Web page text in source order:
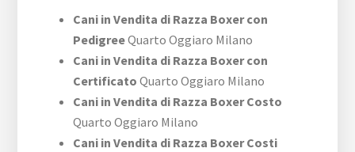
Cani in Vendita di Razza Boxer con
PedigreeQuarto Oggiaro Milano
Cani in Vendita di Razza Boxer con
Certificato Quarto Oggiaro Milano
Cani in Vendita di Razza Boxer Costo
Quarto Oggiaro Milano
Cani in Vendita di Razza Boxer Costi